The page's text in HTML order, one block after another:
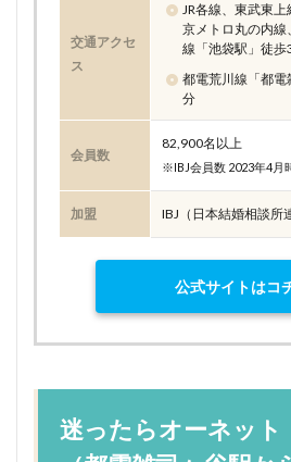
交通アクセ
ス
JR各線、東武東
京メトロ丸の内
線「池袋駅」徒歩
都電荒川線「都
分
会員数
82,900名以上
※IBJ会員数 2023年4月
加盟 IBJ（日本結婚相談所
公式サイトはコ
迷ったらオーネット